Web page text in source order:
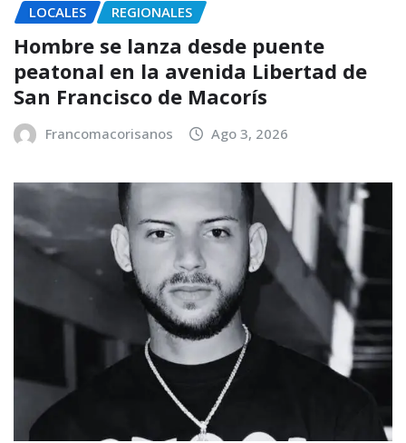
LOCALES REGIONALES
Hombre se lanza desde puente
peatonal en la avenida Libertad de
San Francisco de Macorís
Francomacorisanos Ago 3, 2026